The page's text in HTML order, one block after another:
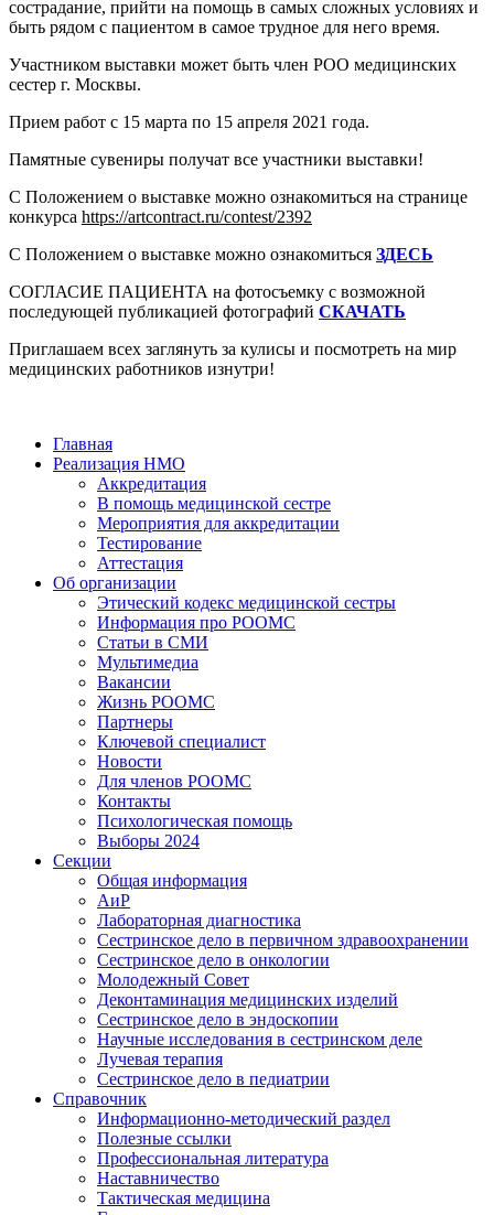
сострадание, прийти на помощь в самых сложных условиях и
быть рядом с пациентом в самое трудное для него время.
Участником выставки может быть член РОО медицинских
сестер г. Москвы.
Прием работ с 15 марта по 15 апреля 2021 года.
Памятные сувениры получат все участники выставки!
С Положением о выставке можно ознакомиться на странице
конкурса https://artcontract.ru/contest/2392
С Положением о выставке можно ознакомиться ЗДЕСЬ
СОГЛАСИЕ ПАЦИЕНТА на фотосъемку с возможной
последующей публикацией фотографий СКАЧАТЬ
Приглашаем всех заглянуть за кулисы и посмотреть на мир
медицинских работников изнутри!
Главная
Реализация НМО
Аккредитация
В помощь медицинской сестре
Мероприятия для аккредитации
Тестирование
Аттестация
Об организации
Этический кодекс медицинской сестры
Информация про РООМС
Статьи в СМИ
Мультимедиа
Вакансии
Жизнь РООМС
Партнеры
Ключевой специалист
Новости
Для членов РООМС
Контакты
Психологическая помощь
Выборы 2024
Секции
Общая информация
АиР
Лабораторная диагностика
Сестринское дело в первичном здравоохранении
Сестринское дело в онкологии
Молодежный Совет
Деконтаминация медицинских изделий
Сестринское дело в эндоскопии
Научные исследования в сестринском деле
Лучевая терапия
Сестринское дело в педиатрии
Справочник
Информационно-методический раздел
Полезные ссылки
Профессиональная литература
Наставничество
Тактическая медицина